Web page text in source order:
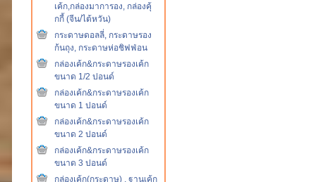
เค้ก,กล่องมาการอง, กล่องคุ้
กกี้ (จีน/ไต้หวัน)
กระดาษดอลลี่, กระดาษรอง
ก้นถุง, กระดาษห่อชิฟฟ่อน
กล่องเค้ก&กระดาษรองเค้ก
ขนาด 1/2 ปอนด์
กล่องเค้ก&กระดาษรองเค้ก
ขนาด 1 ปอนด์
กล่องเค้ก&กระดาษรองเค้ก
ขนาด 2 ปอนด์
กล่องเค้ก&กระดาษรองเค้ก
ขนาด 3 ปอนด์
กล่องเค้ก(กระดาษ) , ฐานเค้ก